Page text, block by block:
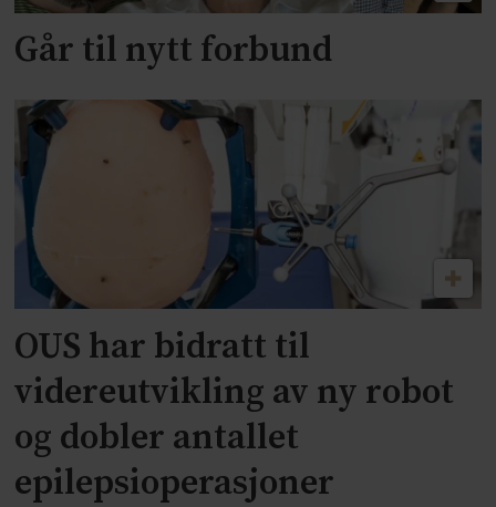
Går til nytt forbund
OUS har bidratt til
videreutvikling av ny robot
og dobler antallet
epilepsioperasjoner